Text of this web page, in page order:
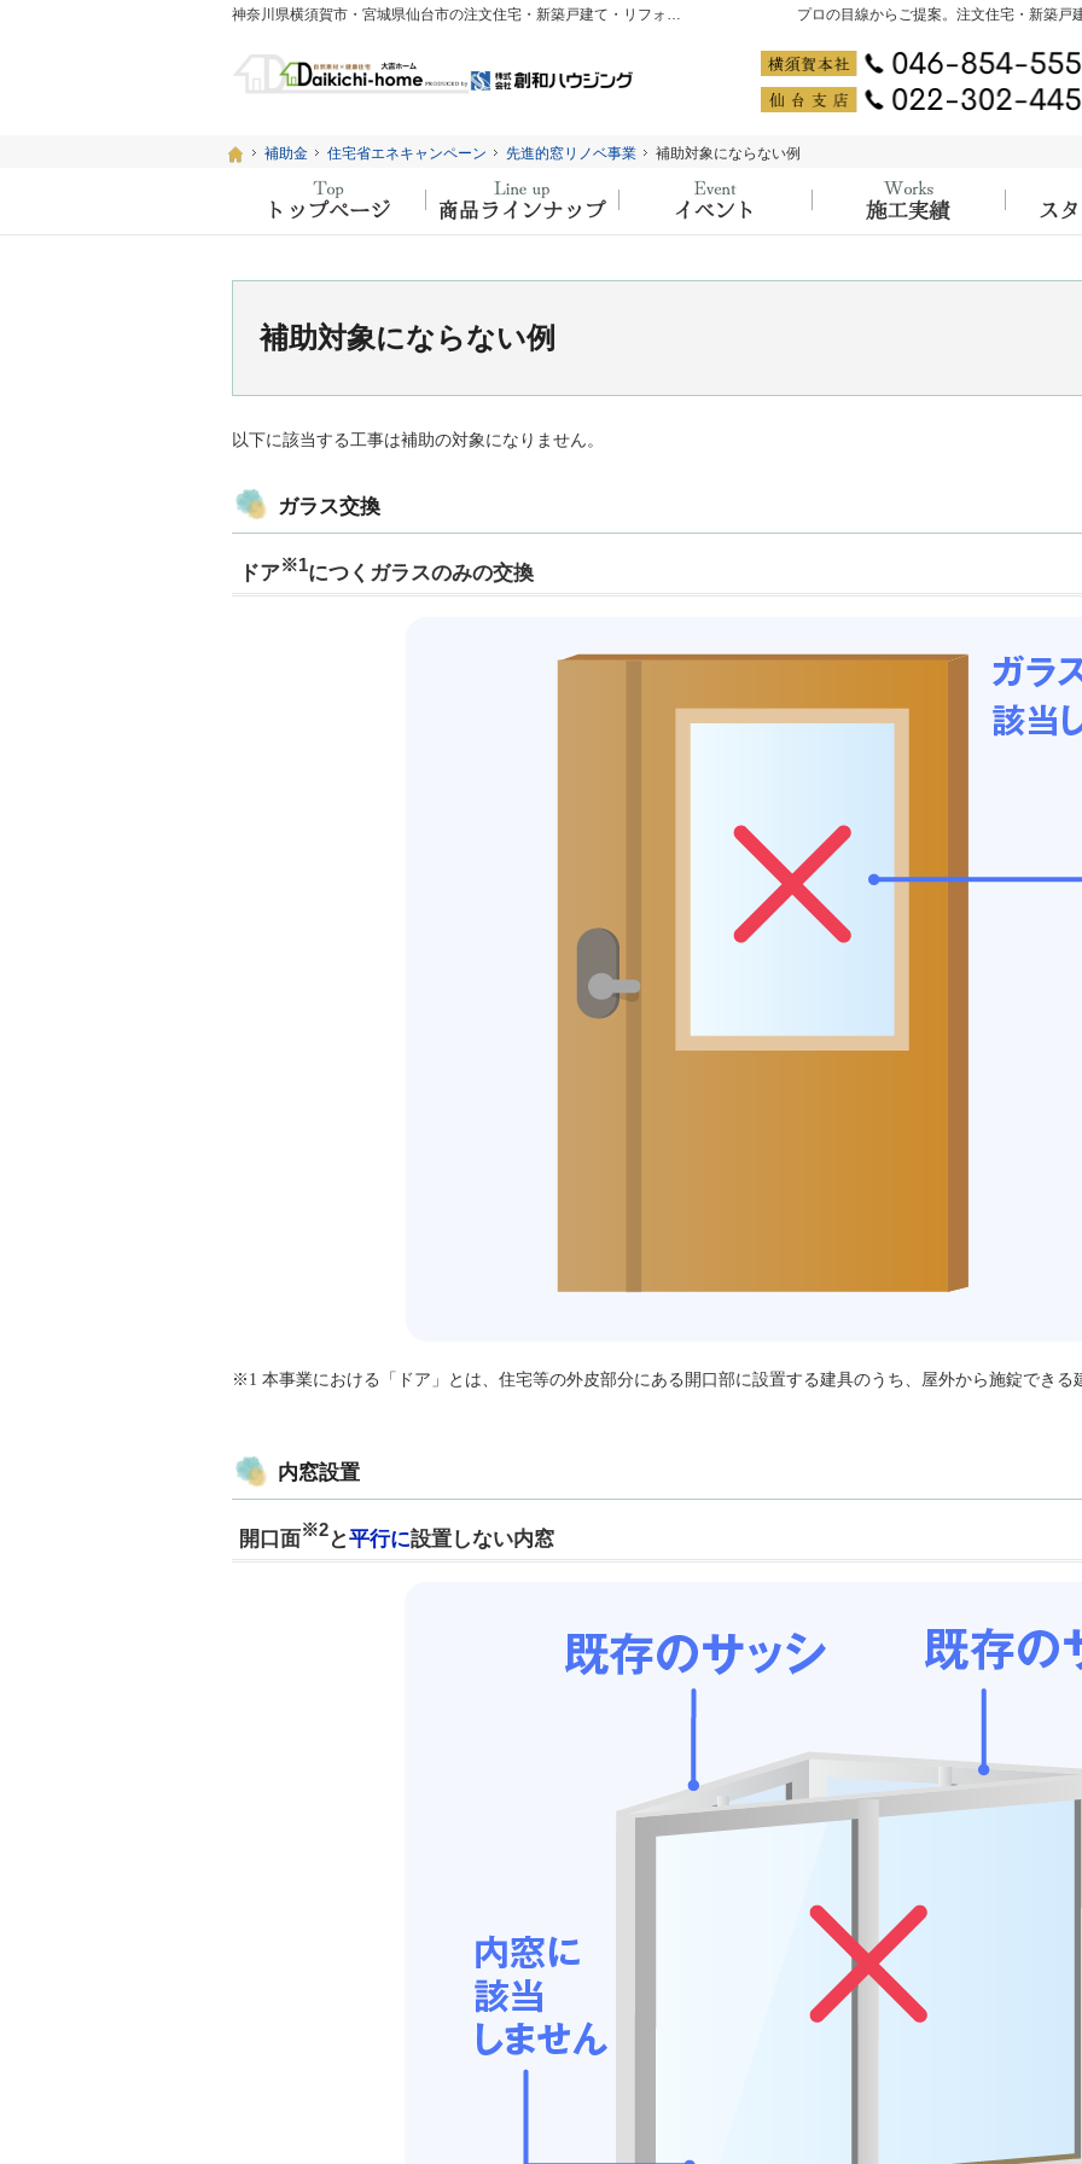
ホーム
補助金 住宅省エネキャンペーン 先進的窓リノベ事業 補助対象にならない例
補助対象にならない例
プロの目線からご提案。注文住宅・新築戸
神奈川県横須賀市・宮城県仙台市の注文住宅・新築戸建て・リフォームを手がける工務店なら大吉ホーム PRODUCED by 創和ハウジング
以下に該当する工事は補助の対象になりません。
ガラス交換
ドア※1につくガラスのみの交換
※1 本事業における「ドア」とは、住宅等の外皮部分にある開口部に設置する建具のうち、屋外から施錠できる
内窓設置
開口面※2と平行に設置しない内窓
ホーム
補助金 住宅省エネキャンペーン 先進的窓リノベ事業 補助対象にならない例